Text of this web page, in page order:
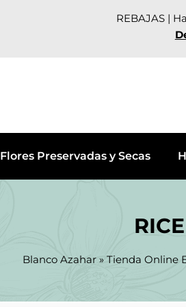
REBAJAS |
Flores Preservadas y Secas
Blanco Azahar » Tienda Online